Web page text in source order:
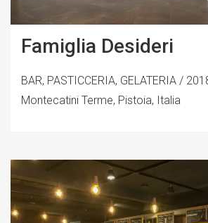
Famiglia Desideri
BAR, PASTICCERIA, GELATERIA /
Montecatini Terme, Pistoia, Italia